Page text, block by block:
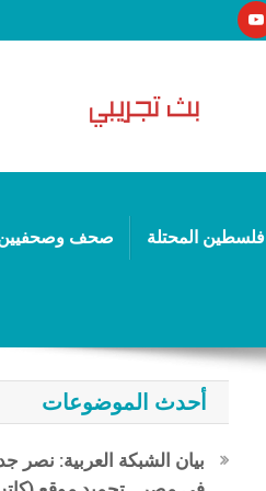
فلسطين المحتلة صحف
أحدث الموضوعات
بيان الشبكة العربية: نصر